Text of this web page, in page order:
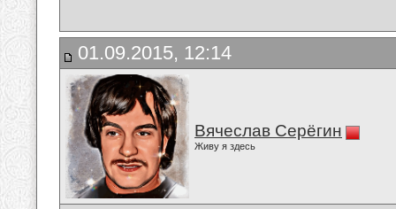
01.09.2015, 12:14
Вячеслав Серёгин
Живу я здесь